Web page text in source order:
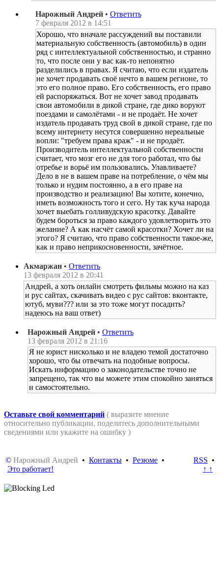
Нарожный Андрей • Ответить
7 февраля 2012 в 14:51
Хорошо, что вначале рассуждений вы поставили
материальную собственность (автомобиль) в один
ряд с интеллектуальной собственностью, и странно
то, что после они у вас как-то непонятно
разделились в правах. Я считаю, что если издатель
не хочет продавать своё нечто в вашем регионе, то
это его полное право. Его собственность, его право
ей распоряжаться. Вот не хочет завод продавать
свои автомобили в дикой стране, где дико воруют
поездами и самолётами - и не продаёт. Не хочет
издатель продавать труд свой в дикой стране, где по
всему интернету несутся совершенно нереальные
вопли: "требуем права краж" - и не продаёт.
Производитель интеллектуальной собственности
считает, что мозг его не для того работал, что бы
отребье и ворьё им пользовались. Улавливаете?
Дело в не в вашем праве на потребление, о чём мы
только и нудим постоянно, а в его праве на
производство и реализацию! Вы хотите, конечно,
иметь возможность того и сего. Ну так куча народа
хочет выебать голливудскую красотку. Давайте
будем бороться за право каждого удовлетворить это
желание? А как насчёт самой красотки? Хочет ли на
этого? Я считаю, что право собственности такое-же,
как и право неприкосновенности, зачётное.
Акмаржан • Ответить
13 февраля 2012 в 20:41
Андрей, а хоть онлайн смотреть фильмы можно на каз
и рус сайтах, скачивать видео с рус сайтов: вконтакте,
ютуб, муви??? или за это тоже могут посадить?
надеюсь на ваш ответ)
Нарожный Андрей • Ответить
13 февраля 2012 в 21:16
Я не юрист нисколько и не владею темой достаточно
хорошо, что бы отвечать на подобные вопросы.
Искать информацию о законодательстве точно не
запрещено, так что вы можете этим спокойно заняться
и самостоятельно.
Оставьте свой комментарий ( выразите мнение
относительно публикации, поделитесь дополнительными
сведениями или укажите на ошибку )
© Нарожный Андрей • Контакты • Резюме •
Это работает!
RSS •
↑ ↑